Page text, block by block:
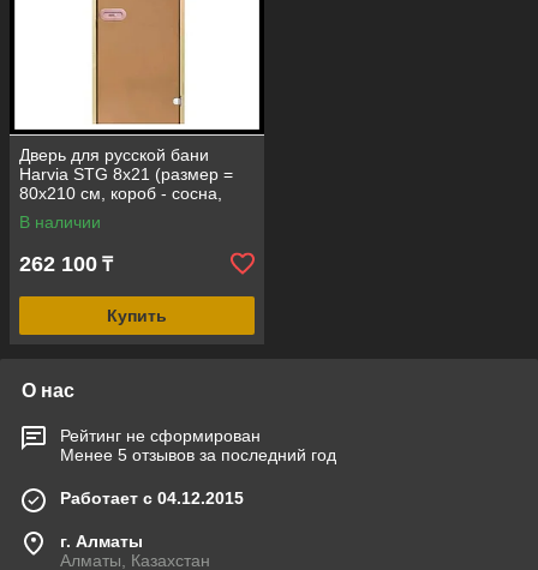
Дверь для русской бани
Harvia STG 8х21 (размер =
80х210 см, короб - сосна,
стекло - бронза, ручка -
защелка)
В наличии
262 100 ₸
Купить
О нас
Рейтинг не сформирован
Менее 5 отзывов за последний год
Работает с 04.12.2015
г. Алматы
Алматы, Казахстан